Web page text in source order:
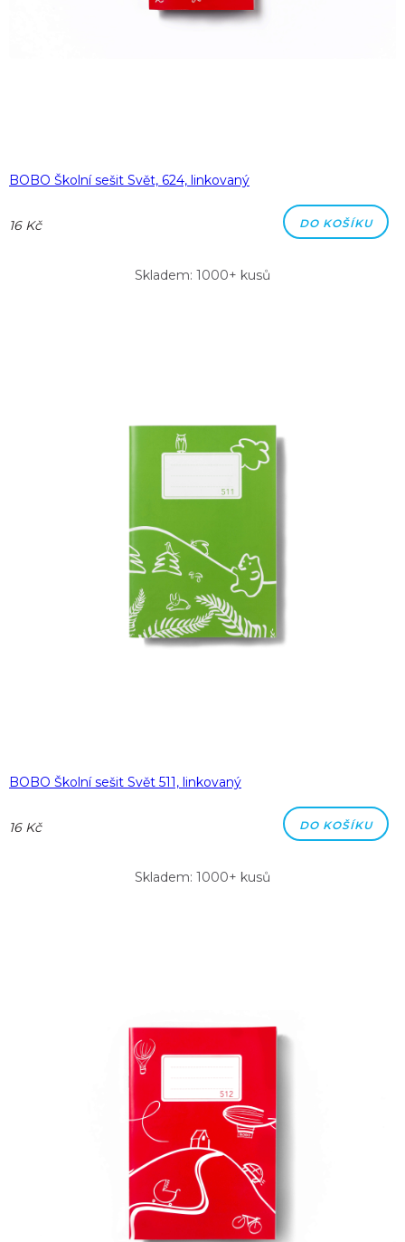
BOBO Školní sešit Svět, 624, linkovaný
16 Kč DO KOŠÍKU
Skladem: 1000+ kusů
BOBO Školní sešit Svět 511, linkovaný
16 Kč DO KOŠÍKU
Skladem: 1000+ kusů